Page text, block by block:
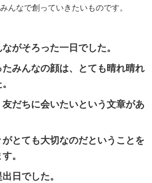
んなで創っていきたいものです。
がそろった一日でした。
みんなの顔は、とても晴れ晴れ
友だちに会いたいという文章があ
とても大切なのだということを
。
日でした。